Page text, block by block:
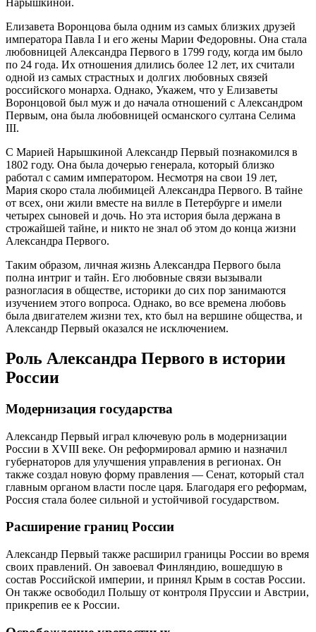
Нарышкиной.
Елизавета Воронцова была одним из самых близких друзей
императора Павла I и его жены Марии Федоровны. Она стала
любовницей Александра Первого в 1799 году, когда им было
по 24 года. Их отношения длились более 12 лет, их считали
одной из самых страстных и долгих любовных связей
российского монарха. Однако, Укажем, что у Елизаветы
Воронцовой был муж и до начала отношений с Александром
Первым, она была любовницей османского султана Селима
III.
С Марией Нарышкиной Александр Первый познакомился в
1802 году. Она была дочерью генерала, который близко
работал с самим императором. Несмотря на свои 19 лет,
Мария скоро стала любимицей Александра Первого. В тайне
от всех, они жили вместе на вилле в Петербурге и имели
четырех сыновей и дочь. Но эта история была держана в
строжайшей тайне, и никто не знал об этом до конца жизни
Александра Первого.
Таким образом, личная жизнь Александра Первого была
полна интриг и тайн. Его любовные связи вызывали
разногласия в обществе, историки до сих пор занимаются
изучением этого вопроса. Однако, во все времена любовь
была двигателем жизни тех, кто был на вершине общества, и
Александр Первый оказался не исключением.
Роль Александра Первого в истории
России
Модернизация государства
Александр Первый играл ключевую роль в модернизации
России в XVIII веке. Он реформировал армию и назначил
губернаторов для улучшения управления в регионах. Он
также создал новую форму правления — Сенат, который стал
главным органом власти после царя. Благодаря его реформам,
Россия стала более сильной и устойчивой государством.
Расширение границ России
Александр Первый также расширил границы России во время
своих правлений. Он завоевал Финляндию, вошедшую в
состав Российской империи, и принял Крым в состав России.
Он также освободил Польшу от контроля Пруссии и Австрии,
прикрепив ее к России.